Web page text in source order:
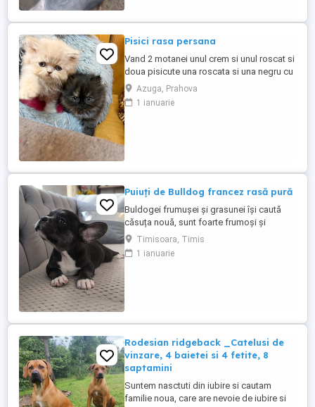
Pisici rasa persana
Vand 2 motanei unul crem si unul roscat si
doua pisicute una roscata si una negru cu
roscat. Pisoiasii vor fi disponibili dupa
data de 20 iunie cu carnet de sanatate cu
primul vaccin si deparazitare conform
Azuga, Prahova
1 ianuarie
Puiuți de Bulldog francez rasă pură
Buldogei frumușei și grasunei își caută
căsuța nouă, sunt foarte frumoși și
jucăuși .
Timisoara, Timis
1 ianuarie
Rodesian ridgeback _Catelusi de
vinzare, 4 baietei si 4 fetite, 8
saptamini
Suntem nasctuti din iubire si cautam
familie noua, care are nevoie de iubire si